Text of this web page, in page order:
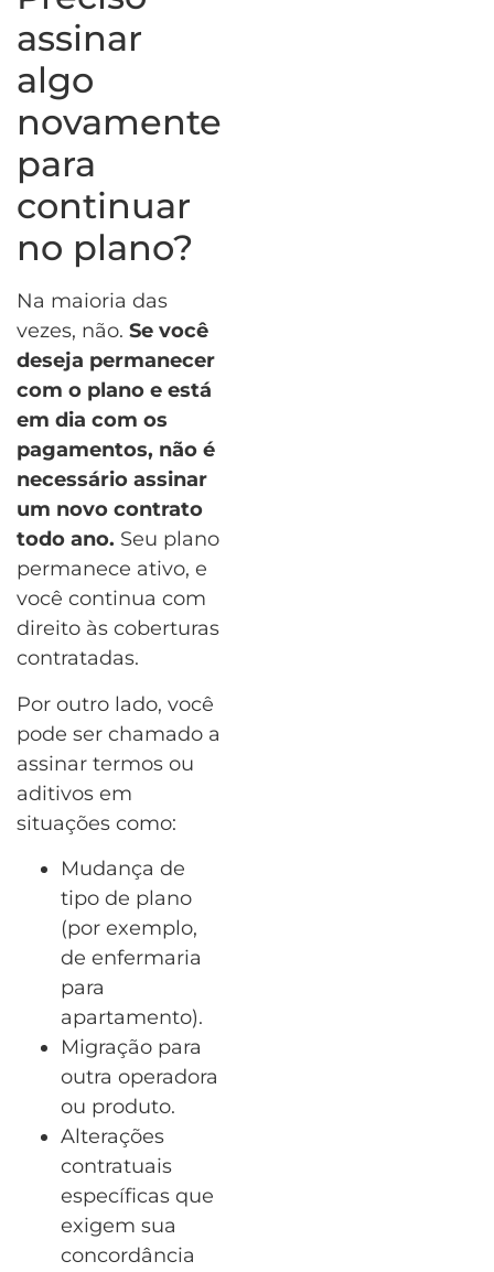
assinar
algo
novamente
para
continuar
no plano?
Na maioria das
vezes, não. Se você
deseja permanecer
com o plano e está
em dia com os
pagamentos, não é
necessário assinar
um novo contrato
todo ano. Seu plano
permanece ativo, e
você continua com
direito às coberturas
contratadas.
Por outro lado, você
pode ser chamado a
assinar termos ou
aditivos em
situações como:
Mudança de
tipo de plano
(por exemplo,
de enfermaria
para
apartamento).
Migração para
outra operadora
ou produto.
Alterações
contratuais
específicas que
exigem sua
concordância